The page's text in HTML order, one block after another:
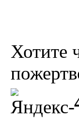
Хотите